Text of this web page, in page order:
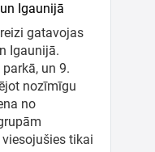
Igaunijā
gatavojas
Igaunijā.
un 9.
nozīmīgu
no
tikai